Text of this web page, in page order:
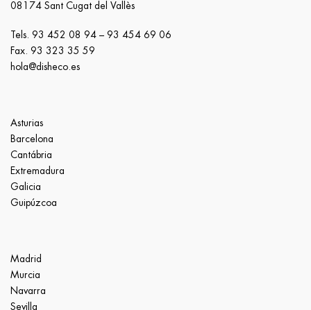
08174 Sant Cugat del Vallès
Tels. 93 452 08 94 – 93 454 69 06
Fax. 93 323 35 59
hola@disheco.es
Asturias
Barcelona
Cantábria
Extremadura
Galicia
Guipúzcoa
Madrid
Murcia
Navarra
Sevilla